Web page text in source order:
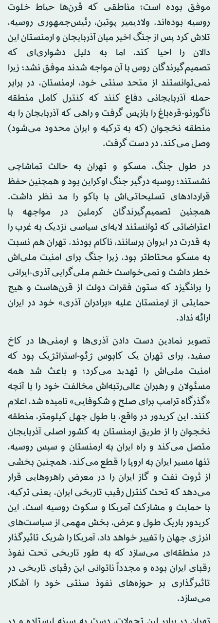
موفق بوده است؛ مناطقی که قرن‌ها حیاط خلوت
روسیه بوده‌اند. ولادیمیر پوتین، رئیس‌جمهوری روسیه،
تلاش کرد پس از جنگ اخیر میان آذربایجان و ارمنستان این
دالان را احیا کند، اما به دلیل دشواری‌ای که
تصمیم‌گیرندگان روس با آن مواجه شدند موفق نشد؛ زیرا
نمی‌توانستند از متحد سنتی خود، ارمنستان، در برابر
حمله آذربایجانی دفاع کنند که کنترل کامل منطقه
ناگورنو-قره‌باغ را بازپس گرفت و راهی که آذربایجان را به
منطقه نخجوان (که به ترکیه و ایران محدود می‌شود)
وصل می‌کند، در دست گرفت.
در طول جنگ، مسکو و تهران به حالت تماشاچی
نشستند؛ روسیه درگیر جنگ اوکراین بود و همچنین حفظ
قراردادهای تسلیحاتی‌اش با باکو را مد نظر داشت.
همچنین تصمیم‌گیرندگان کرملین در مواجهه با
اعتراضاتی که توانستند لایه‌ای سیاسی نزدیک به غرب را
به قدرت در ایروان برسانند، ناکام بودند. تهران هم نسبت
به مسکو محتاط‌تر بود، زیرا جنگ برای امنیت ملی‌اش
خطر داشت و نمی‌خواست خشم ملی‌گرایی آذری-ایرانی
را برانگیزد که ستون فقرات دولت از قرن‌هاست و هیچ
حمایتی از ارمنستان علیه «برادران آذری» خود در ایران
ارائه نداد.
تصویر نمادین دست دادن آذری‌ها و ارمنی‌ها در کاخ
سفید، برای تهران یک کابوس ژئو-استراتژیک بود که
امنیت ملی‌اش را تهدید می‌کرد؛ و باعث شد همه
مسئولان و رهبران عالی‌رتبه‌اش مخالفت خود را با آنچه
«گذرگاه ترامپ برای صلح و شکوفایی» نامیده شد، اعلام
کنند. این کریدور در واقع، با طول چهل کیلومتر، منطقه
نخجوان را از طریق ارمنستان به کشور اصلی آذربایجان
متصل می‌کند و راه ایران به ارمنستان و سپس روسیه،
تنها مسیر ایران به اروپا را قطع می‌کند. همچنین بخشی
از ثروت نفت و گاز ایران را در معرض راهروهایی قرار
می‌دهد که تحت کنترل رقیب تاریخی ایران، یعنی ترکیه،
با حمایت و مشارکت آمریکا و سکوت روسیه است. این
کریدور باریک طول و عرض، بخش مهمی از سیاست‌های
انرژی جهان را تغییر خواهد داد، آمریکا را شریک تاثیرگذار
در منطقه‌ای می‌سازد که به طور تاریخی تحت نفوذ
رقبای ایران بوده و مجدداً ناتوانی این رقبای تاریخی در
تاثیرگذاری بر حوزه‌های نفوذ سنتی خود را آشکار
می‌سازد.